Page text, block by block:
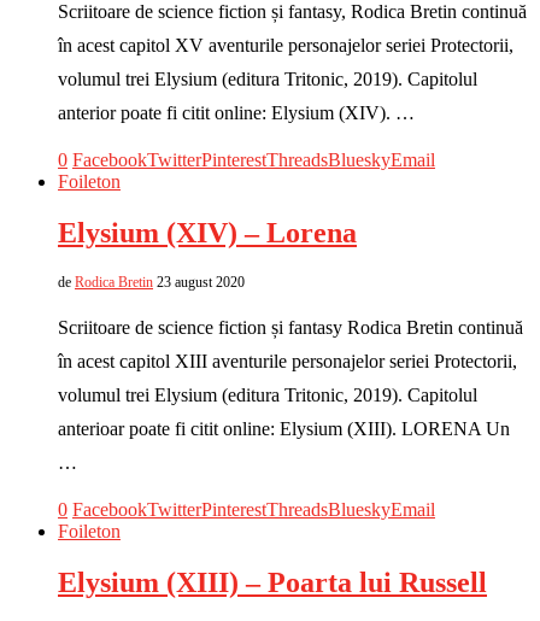
Scriitoare de science fiction și fantasy, Rodica Bretin continuă
în acest capitol XV aventurile personajelor seriei Protectorii,
volumul trei Elysium (editura Tritonic, 2019). Capitolul
anterior poate fi citit online: Elysium (XIV). …
0 FacebookTwitterPinterestThreadsBlueskyEmail
Foileton
Elysium (XIV) – Lorena
de Rodica Bretin 23 august 2020
Scriitoare de science fiction și fantasy Rodica Bretin continuă
în acest capitol XIII aventurile personajelor seriei Protectorii,
volumul trei Elysium (editura Tritonic, 2019). Capitolul
anterioar poate fi citit online: Elysium (XIII). LORENA Un
…
0 FacebookTwitterPinterestThreadsBlueskyEmail
Foileton
Elysium (XIII) – Poarta lui Russell